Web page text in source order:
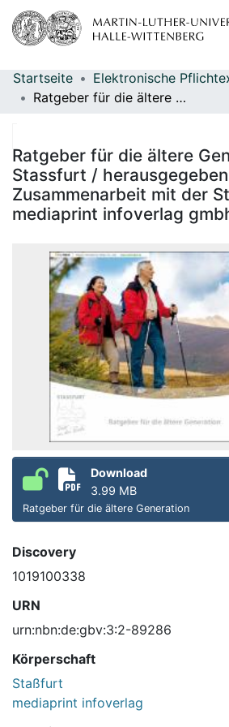
Bereiche & Sammlungen
Statistiken
Startseite
Ratgeber für die ältere Generation : Stassfurt / herausgegeben in Zusammenarbeit mit der Stadt Staßfurt ; mediaprint infoverlag gmbh
Ratgeber für die ältere
Stassfurt /
Zusammenarbeit mit der
mediaprint infoverlag
Download
3.99 MB
Ratgeber für die ältere Generation
Discovery
1019100338
URN
urn:nbn:de:gbv:3:2-89286
Körperschaft
Staßfurt
mediaprint infoverlag